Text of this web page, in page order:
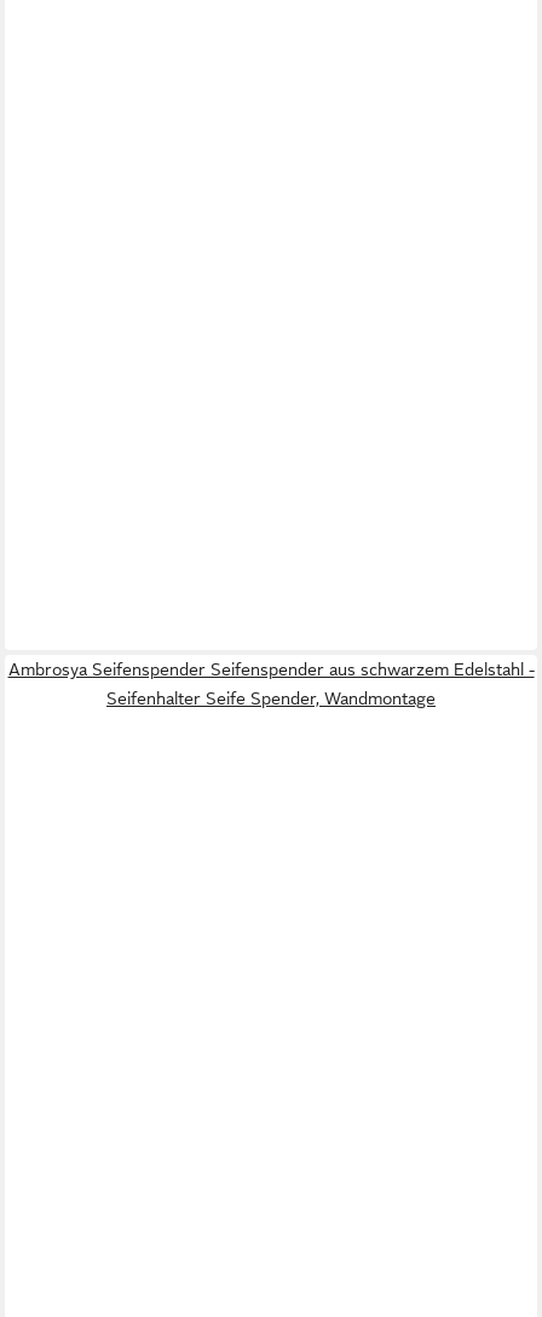
Ambrosya Seifenspender Seifenspender aus schwarzem Edelstahl -
Seifenhalter Seife Spender, Wandmontage